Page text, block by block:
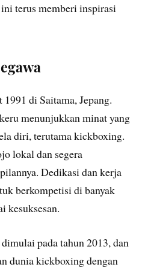
terus memberi inspirasi
di Saitama, Jepang.
menunjukkan minat yang
diri, terutama kickboxing.
lokal dan segera
Dedikasi dan kerja
berkompetisi di banyak
kesuksesan.
pada tahun 2013, dan
dunia kickboxing dengan